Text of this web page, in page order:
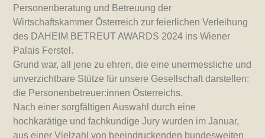
Personenberatung und Betreuung der
Wirtschaftskammer Österreich zur feierlichen Verleihung
des DAHEIM BETREUT AWARDS 2024 ins Wiener
Palais Ferstel.
Grund war, all jene zu ehren, die eine unermessliche und
unverzichtbare Stütze für unsere Gesellschaft darstellen:
die Personenbetreuer:innen Österreichs.
Nach einer sorgfältigen Auswahl durch eine
hochkarätige und fachkundige Jury wurden im Januar,
aus einer Vielzahl von beeindruckenden bundesweiten